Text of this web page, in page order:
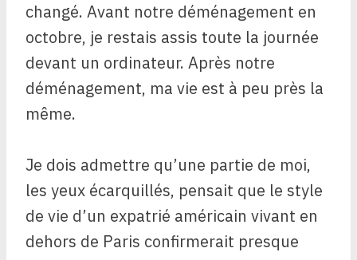
changé. Avant notre déménagement en
octobre, je restais assis toute la journée
devant un ordinateur. Après notre
déménagement, ma vie est à peu près la
même.
Je dois admettre qu’une partie de moi,
les yeux écarquillés, pensait que le style
de vie d’un expatrié américain vivant en
dehors de Paris confirmerait presque